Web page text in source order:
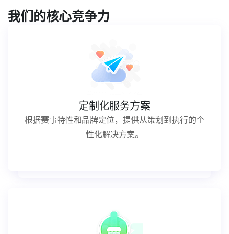
我们的核心竞争力
定制化服务方案
根据赛事特性和品牌定位，提供从策划到执行的个
性化解决方案。